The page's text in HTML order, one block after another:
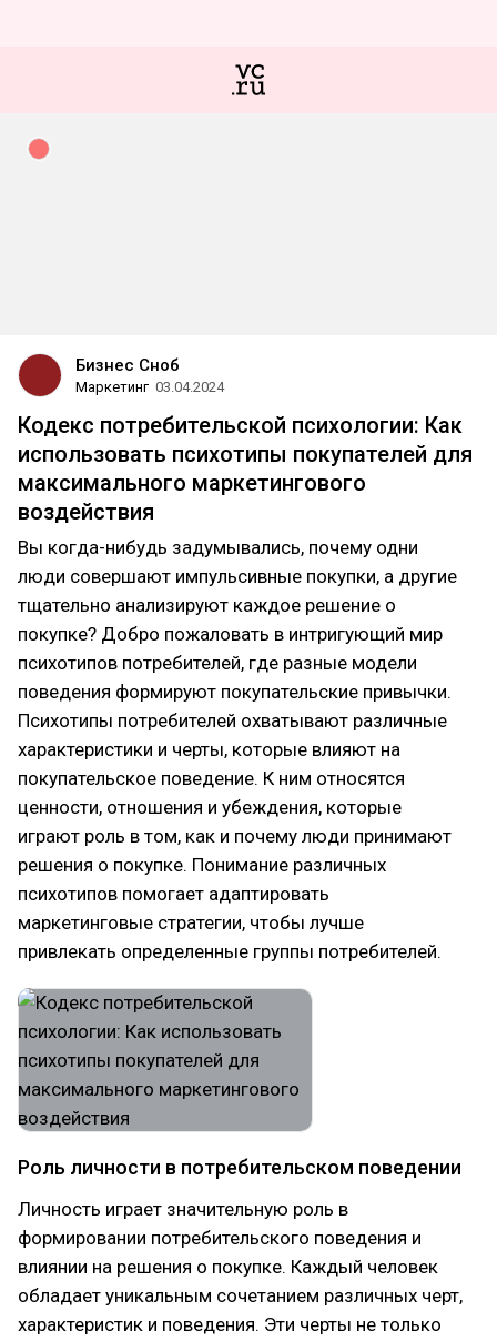
Бизнес Сноб
Маркетинг 03.04.2024
Кодекс потребительской психологии: Как
использовать психотипы покупателей для
максимального маркетингового
воздействия
Вы когда-нибудь задумывались, почему одни
люди совершают импульсивные покупки, а другие
тщательно анализируют каждое решение о
покупке? Добро пожаловать в интригующий мир
психотипов потребителей, где разные модели
поведения формируют покупательские привычки.
Психотипы потребителей охватывают различные
характеристики и черты, которые влияют на
покупательское поведение. К ним относятся
ценности, отношения и убеждения, которые
играют роль в том, как и почему люди принимают
решения о покупке. Понимание различных
психотипов помогает адаптировать
маркетинговые стратегии, чтобы лучше
привлекать определенные группы потребителей.
Роль личности в потребительском поведении
Личность играет значительную роль в
формировании потребительского поведения и
влиянии на решения о покупке. Каждый человек
обладает уникальным сочетанием различных черт,
характеристик и поведения. Эти черты не только